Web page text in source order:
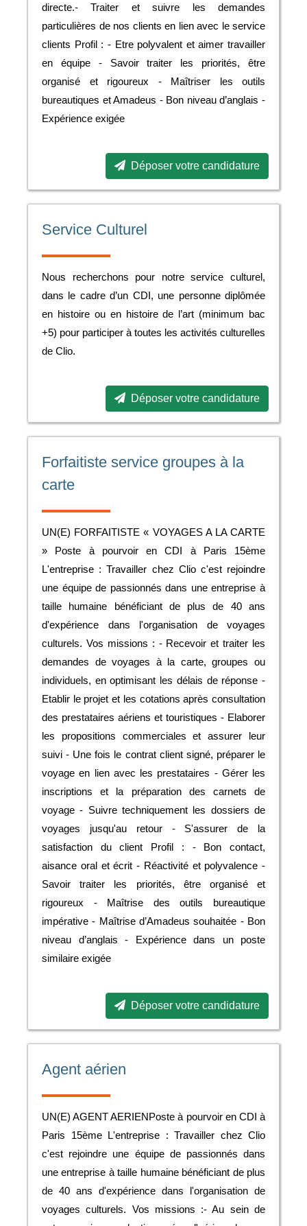
directe.- Traiter et suivre les demandes
particulières de nos clients en lien avec le service
clients Profil : - Etre polyvalent et aimer travailler
en équipe - Savoir traiter les priorités, être
organisé et rigoureux - Maîtriser les outils
bureautiques et Amadeus - Bon niveau d’anglais -
Expérience exigée
Déposer votre candidature
Service Culturel
Nous recherchons pour notre service culturel,
dans le cadre d’un CDI, une personne diplômée
en histoire ou en histoire de l’art (minimum bac
+5) pour participer à toutes les activités culturelles
de Clio.
Déposer votre candidature
Forfaitiste service groupes à la
carte
UN(E) FORFAITISTE « VOYAGES A LA CARTE
» Poste à pourvoir en CDI à Paris 15ème
L'entreprise : Travailler chez Clio c'est rejoindre
une équipe de passionnés dans une entreprise à
taille humaine bénéficiant de plus de 40 ans
d'expérience dans l'organisation de voyages
culturels. Vos missions : - Recevoir et traiter les
demandes de voyages à la carte, groupes ou
individuels, en optimisant les délais de réponse -
Etablir le projet et les cotations après consultation
des prestataires aériens et touristiques - Elaborer
les propositions commerciales et assurer leur
suivi - Une fois le contrat client signé, préparer le
voyage en lien avec les prestataires - Gérer les
inscriptions et la préparation des carnets de
voyage - Suivre techniquement les dossiers de
voyages jusqu'au retour - S'assurer de la
satisfaction du client Profil : - Bon contact,
aisance oral et écrit - Réactivité et polyvalence -
Savoir traiter les priorités, être organisé et
rigoureux - Maîtrise des outils bureautique
impérative - Maîtrise d’Amadeus souhaitée - Bon
niveau d’anglais - Expérience dans un poste
similaire exigée
Déposer votre candidature
Agent aérien
UN(E) AGENT AERIENPoste à pourvoir en CDI à
Paris 15ème L'entreprise : Travailler chez Clio
c'est rejoindre une équipe de passionnés dans
une entreprise à taille humaine bénéficiant de plus
de 40 ans d'expérience dans l'organisation de
voyages culturels. Vos missions :- Au sein de